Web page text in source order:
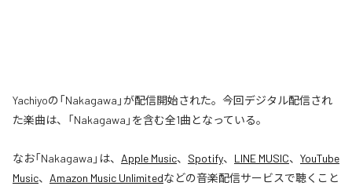
Yachiyoの「Nakagawa」が配信開始された。今回デジタル配信され
た楽曲は、「Nakagawa」を含む全1曲となっている。
なお「Nakagawa 」は、 Apple Music、 Spotify、 LINE MUSIC、 YouTube
Music、 Amazon Music Unlimitedなどの音楽配信サービスで聴くこと